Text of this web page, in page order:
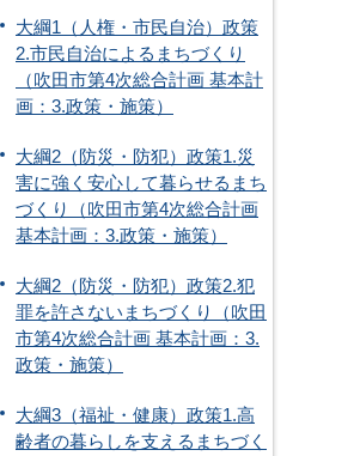
大綱1（人権・市民自治）政策
2.市民自治によるまちづくり
（吹田市第4次総合計画 基本計
画：3.政策・施策）
大綱2（防災・防犯）政策1.災
害に強く安心して暮らせるまち
づくり（吹田市第4次総合計画
基本計画：3.政策・施策）
大綱2（防災・防犯）政策2.犯
罪を許さないまちづくり（吹田
市第4次総合計画 基本計画：3.
政策・施策）
大綱3（福祉・健康）政策1.高
齢者の暮らしを支えるまちづく